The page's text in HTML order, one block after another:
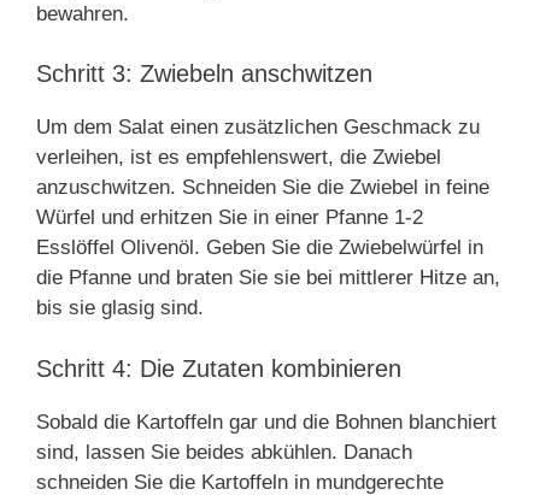
bewahren.
Schritt 3: Zwiebeln anschwitzen
Um dem Salat einen zusätzlichen Geschmack zu
verleihen, ist es empfehlenswert, die Zwiebel
anzuschwitzen. Schneiden Sie die Zwiebel in feine
Würfel und erhitzen Sie in einer Pfanne 1-2
Esslöffel Olivenöl. Geben Sie die Zwiebelwürfel in
die Pfanne und braten Sie sie bei mittlerer Hitze an,
bis sie glasig sind.
Schritt 4: Die Zutaten kombinieren
Sobald die Kartoffeln gar und die Bohnen blanchiert
sind, lassen Sie beides abkühlen. Danach
schneiden Sie die Kartoffeln in mundgerechte